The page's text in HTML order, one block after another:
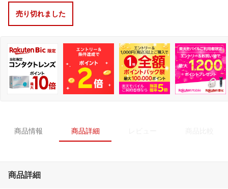
売り切れました
商品情報 商品詳細
商品詳細